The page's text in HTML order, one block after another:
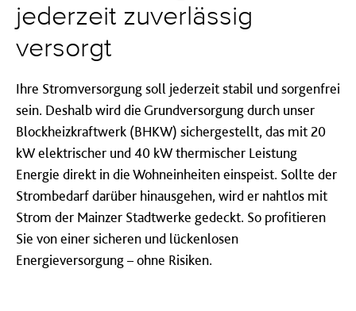
jederzeit zuverlässig
versorgt
Ihre Stromversorgung soll jederzeit stabil und sorgenfrei
sein. Deshalb wird die Grundversorgung durch unser
Blockheizkraftwerk (BHKW) sichergestellt, das mit 20
kW elektrischer und 40 kW thermischer Leistung
Energie direkt in die Wohneinheiten einspeist. Sollte der
Strombedarf darüber hinausgehen, wird er nahtlos mit
Strom der Mainzer Stadtwerke gedeckt. So profitieren
Sie von einer sicheren und lückenlosen
Energieversorgung – ohne Risiken.